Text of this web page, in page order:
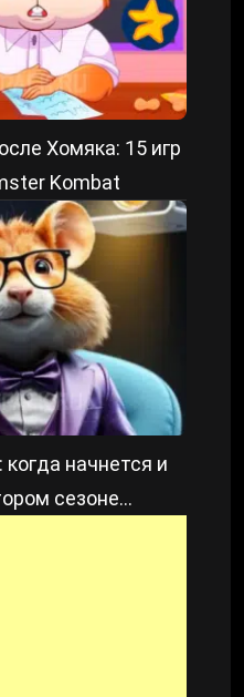
Хомяка: 15 игр
Kombat
начнется и
сезоне